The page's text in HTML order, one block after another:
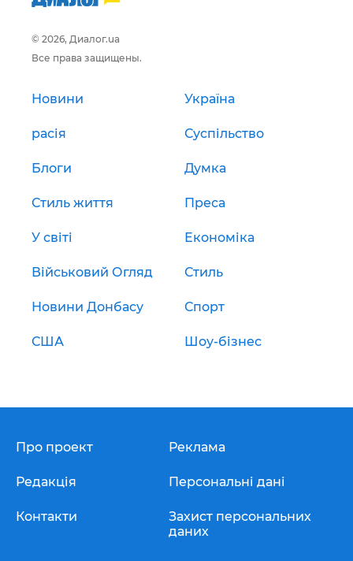
© 2026, Диалог.ua
Все права защищены.
Новини Україна
расія Суспільство
Блоги Думка
Стиль життя Преса
У світі Економіка
Військовий Огляд Стиль
Новини Донбасу Спорт
США Шоу-бізнес
Про проект
Редакція
Контакти
Реклама
Персональні дані
Захист персональних
даних